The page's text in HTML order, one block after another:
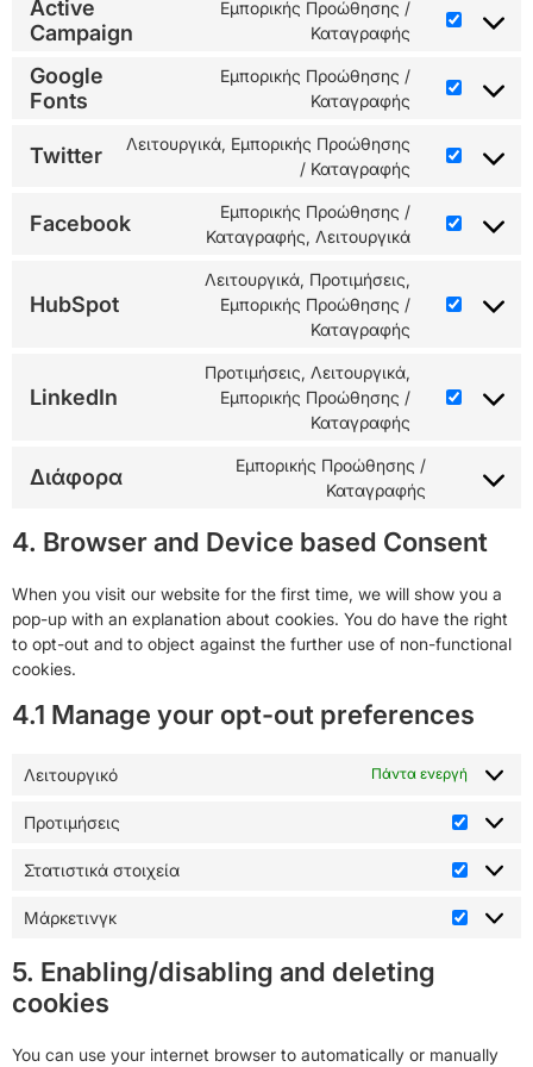
Active
Campaign
Εμπορικής Προώθησης /
Καταγραφής
Google
Fonts
Εμπορικής Προώθησης /
Καταγραφής
Twitter
Λειτουργικά, Εμπορικής Προώθησης
/ Καταγραφής
Facebook
Εμπορικής Προώθησης /
Καταγραφής, Λειτουργικά
HubSpot
Λειτουργικά, Προτιμήσεις,
Εμπορικής Προώθησης /
Καταγραφής
LinkedIn
Προτιμήσεις, Λειτουργικά,
Εμπορικής Προώθησης /
Καταγραφής
Διάφορα
Εμπορικής Προώθησης /
Καταγραφής
4. Browser and Device based Consent
When you visit our website for the first time, we will show you a
pop-up with an explanation about cookies. You do have the right
to opt-out and to object against the further use of non-functional
cookies.
4.1 Manage your opt-out preferences
Λειτουργικό Πάντα ενεργή
Προτιμήσεις
Στατιστικά στοιχεία
Μάρκετινγκ
5. Enabling/disabling and deleting
cookies
You can use your internet browser to automatically or manually